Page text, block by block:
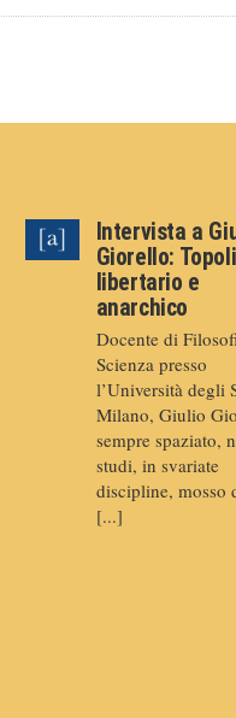
Intervista a
Giorello:
libertario e
anarchico
Docente di
Scienza presso
l’Università degli
Milano, Giulio
sempre spaziato,
studi, in svariate
discipline, mosso
[...]